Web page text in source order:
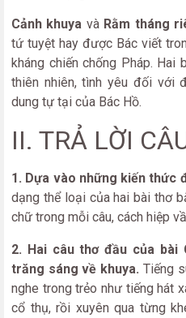
Cảnh khuya vàRằm tháng
tứ tuyệt hay được Bác viết
kháng chiến chống Pháp. Hai
thiên nhiên, tình yêu đối với
dung tự tại của Bác Hồ.
II. TRẢ LỜI
1. Dựa vào những kiến thức
dạng thể loại của hai bài thơ
chữ trong mỗi câu, cách hiệp
2. Hai câu thơ đầu của bài
trăng sáng về khuya. Tiếng
nghe trong trẻo như tiếng hát
cổ thụ, rồi xuyên qua từng